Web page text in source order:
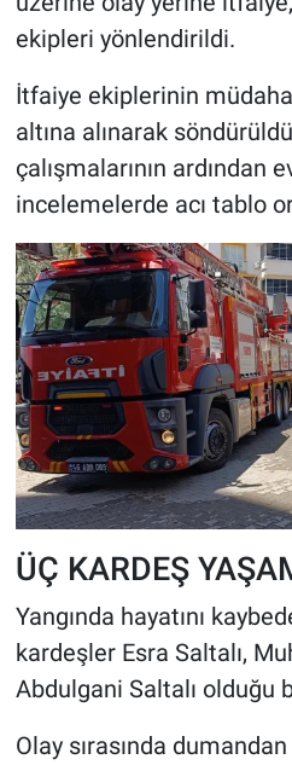
ekipleri yönlendirildi.
İtfaiye ekiplerinin
altına alınarak
çalışmalarının ardından
incelemelerde acı tablo
ÜÇ KARDEŞ
Yangında hayatını
kardeşler Esra Saltalı,
Abdulgani Saltalı olduğu
Olay sırasında